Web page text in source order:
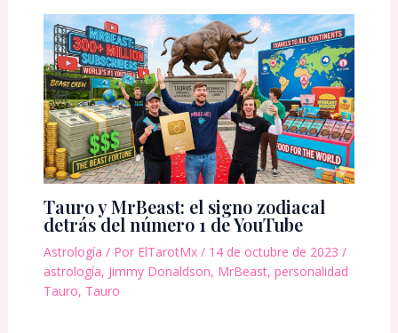
Tauro y MrBeast: el signo zodiacal
detrás del número 1 de YouTube
Astrología / Por ElTarotMx / 14 de octubre de 2023 /
astrología, Jimmy Donaldson, MrBeast, personalidad
Tauro, Tauro